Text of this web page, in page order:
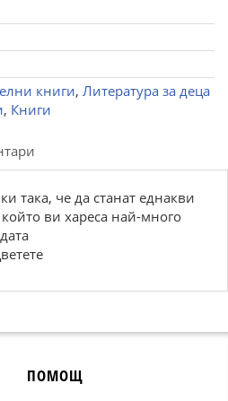
книги, Литература за деца
, Книги
така, че да станат еднакви
ви хареса най-много
ПОМОЩ